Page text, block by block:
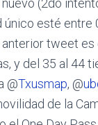
(2do
esté entre
anterior tweet
y del 35 al 44
@Txusmap, @
de la